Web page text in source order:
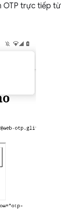
OTP trực tiếp từ